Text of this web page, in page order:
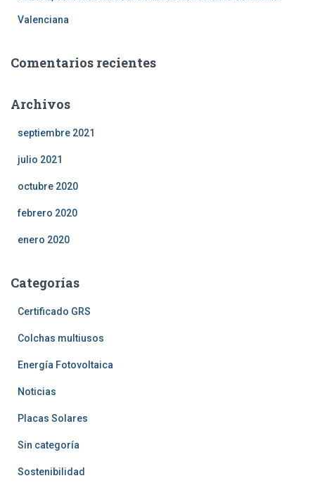
Valenciana
Comentarios recientes
Archivos
septiembre 2021
julio 2021
octubre 2020
febrero 2020
enero 2020
Categorías
Certificado GRS
Colchas multiusos
Energía Fotovoltaica
Noticias
Placas Solares
Sin categoría
Sostenibilidad